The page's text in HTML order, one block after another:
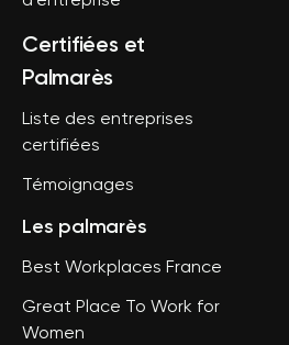
Certifiées et
Palmarès
Liste des entreprises
certifiées
Témoignages
Les palmarès
Best Workplaces France
Great Place To Work for
Women